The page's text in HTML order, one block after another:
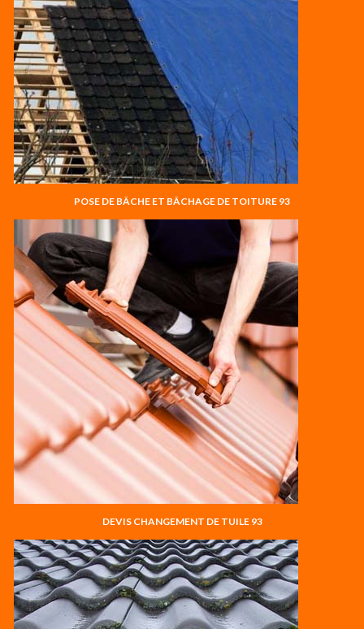
POSE DE BÂCHE ET BÂCHAGE DE TOITURE 93
DEVIS CHANGEMENT DE TUILE 93